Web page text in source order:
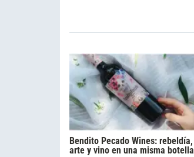
Bendito Pecado Wines: rebeldía,
arte y vino en una misma botella